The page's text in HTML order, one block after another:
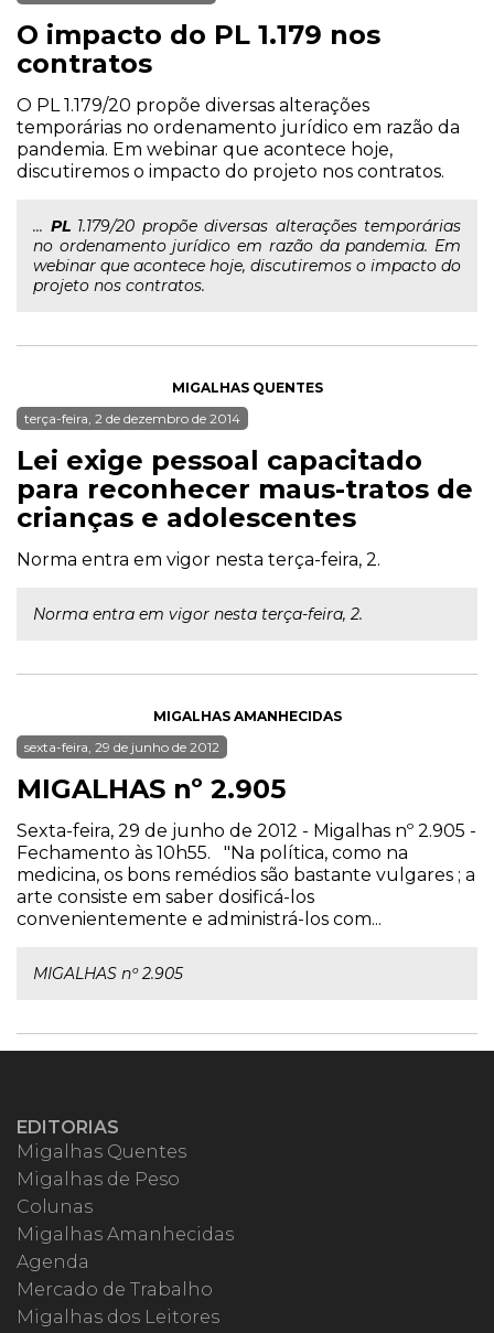
O impacto do PL 1.179 nos
contratos
O PL 1.179/20 propõe diversas alterações
temporárias no ordenamento jurídico em razão da
pandemia. Em webinar que acontece hoje,
discutiremos o impacto do projeto nos contratos.
... PL1.179/20 propõe diversas alterações temporárias
no ordenamento jurídico em razão da pandemia. Em
webinar que acontece hoje, discutiremos o impacto do
projeto nos contratos.
MIGALHAS QUENTES
terça-feira, 2 de dezembro de 2014
Lei exige pessoal capacitado
para reconhecer maus-tratos de
crianças e adolescentes
Norma entra em vigor nesta terça-feira, 2.
Norma entra em vigor nesta terça-feira, 2.
MIGALHAS AMANHECIDAS
sexta-feira, 29 de junho de 2012
MIGALHAS nº 2.905
Sexta-feira, 29 de junho de 2012 - Migalhas nº 2.905 -
Fechamento às 10h55. "Na política, como na
medicina, os bons remédios são bastante vulgares ; a
arte consiste em saber dosificá-los
convenientemente e administrá-los com...
MIGALHAS nº 2.905
EDITORIAS
Migalhas Quentes
Migalhas de Peso
Colunas
Migalhas Amanhecidas
Agenda
Mercado de Trabalho
Migalhas dos Leitores